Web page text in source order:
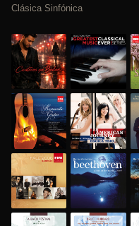
Clásica Sinfónica